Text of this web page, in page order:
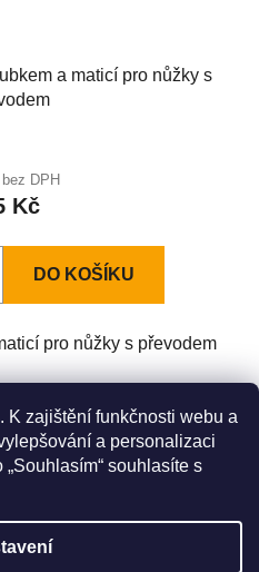
K zajištění funkčnosti webu a
a personalizaci
souhlasíte s
pozastavil prodej nůžek řady
a maticí pro nůžky s
DPH
Kč
DO KOŠÍKU
pro nůžky s převodem
Original LÖWE Germany
Youtube